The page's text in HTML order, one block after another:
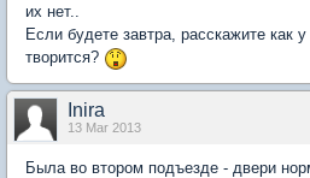
их нет..
Если будете завтра, расскажите как
творится?
Inira
13 Mar 2013
Была во втором подъезде - двери